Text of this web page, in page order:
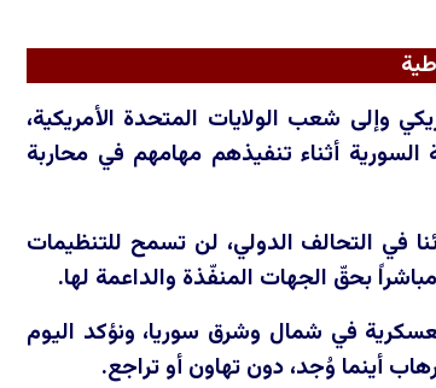
وإلى شعب الولايات المتحدة الأمريكية،
أثناء تنفيذهم مهامهم في محاربة
في التحالف الدولي، لن تسمح للتنظيمات
بحقّ الجهات المنفّذة والداعمة لها.
في شمال وشرق سوريا، ونؤكد اليوم
أينما وُجد، دون تهاون أو تراجع.